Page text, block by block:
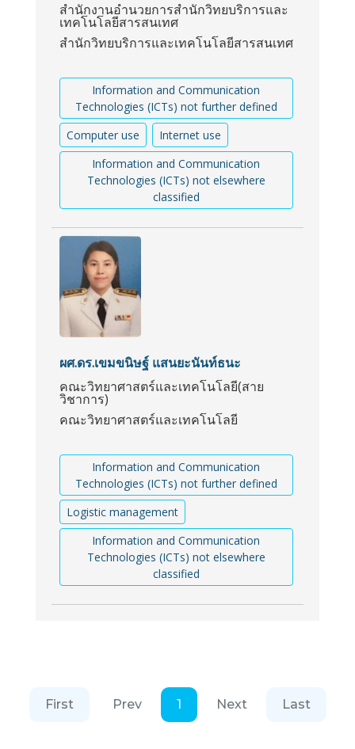
สำนักงานอำนวยการสำนักวิทยบริการและ
เทคโนโลยีสารสนเทศ
สำนักวิทยบริการและเทคโนโลยีสารสนเทศ
Information and Communication
Technologies (ICTs) not further defined
Computer use
Internet use
Information and Communication
Technologies (ICTs) not elsewhere
classified
ผศ.ดร.เขมขนิษฐ์ แสนยะนันท์ธนะ
คณะวิทยาศาสตร์และเทคโนโลยี(สาย
วิชาการ)
คณะวิทยาศาสตร์และเทคโนโลยี
Information and Communication
Technologies (ICTs) not further defined
Logistic management
Information and Communication
Technologies (ICTs) not elsewhere
classified
First Prev 1 Next Last